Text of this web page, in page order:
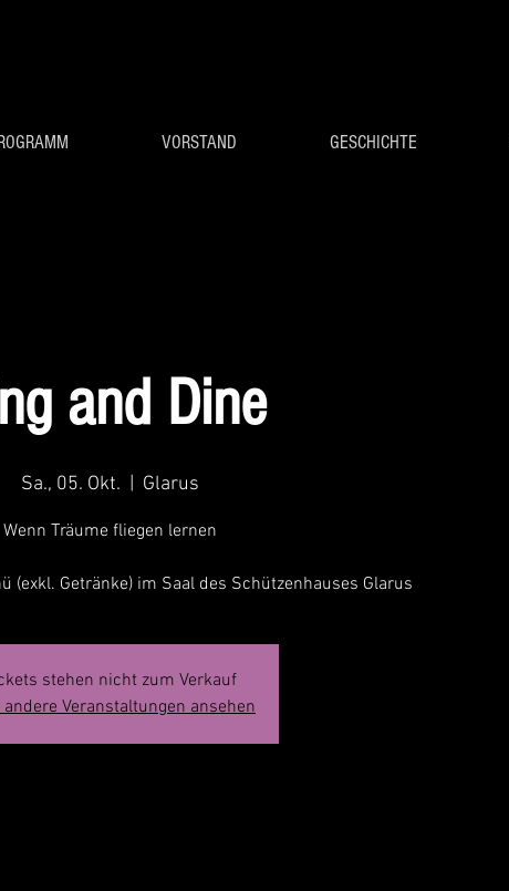
VORSTAND GESCHICHTE
and Dine
Sa., 05. Okt. Glarus
Wenn Träume fliegen lernen
(exkl. Getränke) im Saal des Schützenhauses Glarus
stehen nicht zum Verkauf
Veranstaltungen ansehen